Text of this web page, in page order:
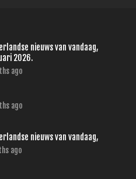
nieuws van vandaag,
2026.
ago
ago
nieuws van vandaag,
ago